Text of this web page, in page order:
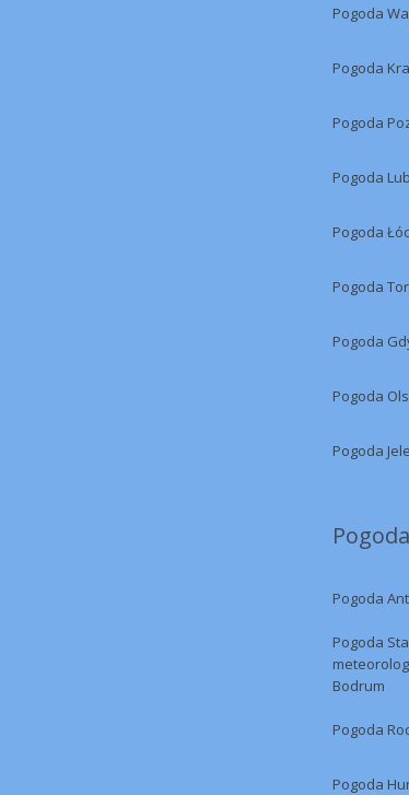
Pogoda
Pogoda
Pogoda
Pogoda
Pogoda
Pogoda
Pogoda
Pogoda
Pogoda
Pogoda
Pogoda
Bodrum
Pogoda
Pogoda